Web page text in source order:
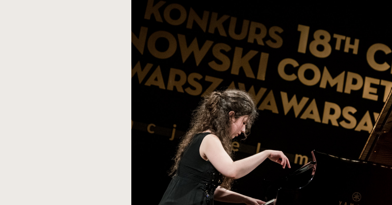
spowoduje
powiększenie
zdjęcia
do
rozmiarów
oryginalnych